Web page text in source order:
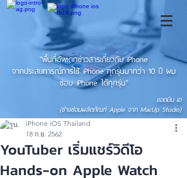
"พื้นที่อัพเดทข่าวสารเกี่ยวกับ iPhone
จากประสบการณ์การใช้ iPhone ทุกรุ่นมากว่า 10 ปี ผม
ซ่อม iPhone ได้ทุกรุ่น"
แอดมิน เอ
(ช่างซ่อมผลิตภัณฑ์ Apple จาก MacUp Studio)
YouTuber เริ่มแชร์วิดีโอ
Hands-on Apple Watch
iPhone iOS Thailand
18 ก.ย. 2562